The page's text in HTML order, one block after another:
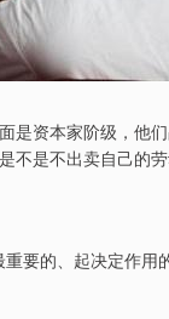
资本家阶级，他
是不出卖自己的
要的、起决定作